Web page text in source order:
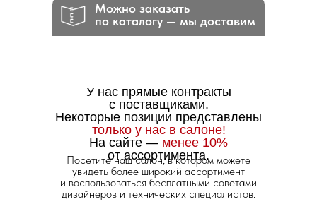
Можно заказать
по каталогу — мы доставим
У нас прямые контракты
с поставщиками.
Некоторые позиции представлены
только у нас в салоне!
На сайте — менее 10%
от ассортимента.
Посетите наш салон, в котором можете
увидеть более широкий ассортимент
и воспользоваться бесплатными советами
дизайнеров и технических специалистов.